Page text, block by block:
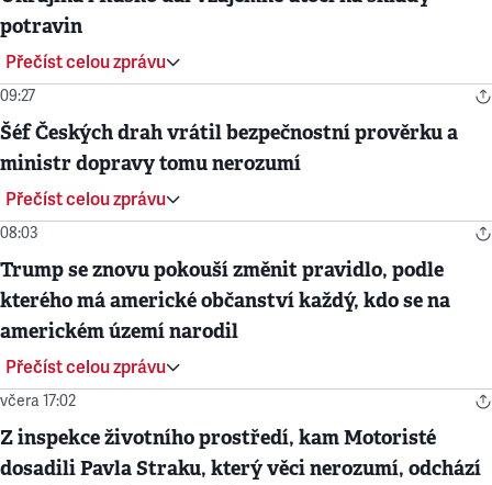
potravin
Přečíst celou zprávu
09:27
Šéf Českých drah vrátil bezpečnostní prověrku a
ministr dopravy tomu nerozumí
Přečíst celou zprávu
08:03
Trump se znovu pokouší změnit pravidlo, podle
kterého má americké občanství každý, kdo se na
americkém území narodil
Přečíst celou zprávu
včera 17:02
Z inspekce životního prostředí, kam Motoristé
dosadili Pavla Straku, který věci nerozumí, odchází